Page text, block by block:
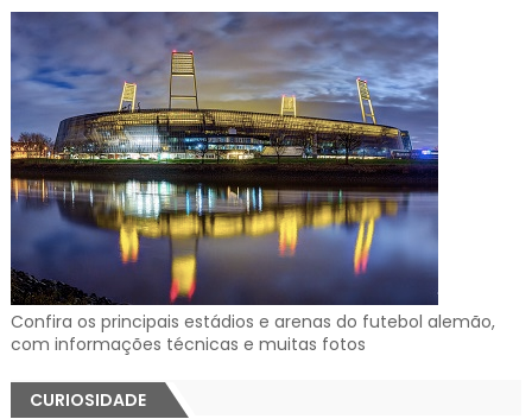
Confira os principais estádios e arenas do futebol alemão,
com informações técnicas e muitas fotos
CURIOSIDADE